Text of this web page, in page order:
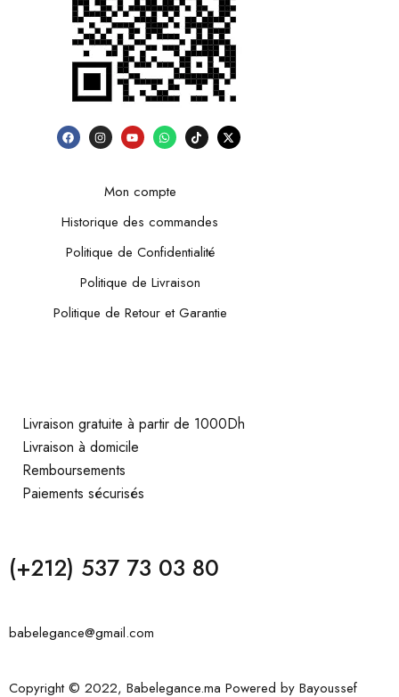
Mon compte
Historique des commandes
Politique de Confidentialité
Politique de Livraison
Politique de Retour et Garantie
Livraison gratuite à partir de 1000Dh
Livraison à domicile
Remboursements
Paiements sécurisés
(+212) 537 73 03 80
babelegance@gmail.com
Copyright © 2022, Babelegance.ma Powered by Bayoussef